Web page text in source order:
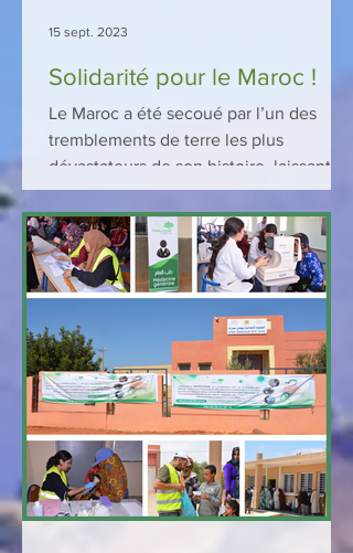
Solidarité pour le Maroc !
Le Maroc a été secoué par l’un des
tremblements de terre les plus
dévastateurs de son histoire, laissant de
nombreuses personnes dans le...
15 sept. 2023